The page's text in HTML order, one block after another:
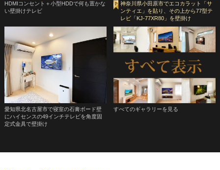
HDMIコンセント＋小型HDDで何も置かな
い壁掛けテレビ
神奈川県小田原市でエコカラット「サ
ンティエ」を貼り、その上から77型テ
レビ「KJ-77XR80」を壁掛け
愛知県北名古屋市で寝室の石膏ボード壁
にハイセンスの49インチテレビを角度固
定式金具で壁掛け
すべてのギャラリーを見る